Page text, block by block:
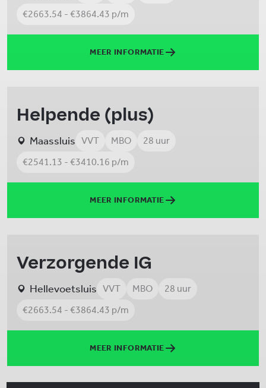
€2663.54 - €3864.43 p/m
MEER INFORMATIE
Helpende (plus)
Maassluis VVT MBO
28 uur
€2541.13 - €3410.16 p/m
MEER INFORMATIE
Verzorgende IG
Hellevoetsluis VVT MBO
28 uur
€2663.54 - €3864.43 p/m
MEER INFORMATIE